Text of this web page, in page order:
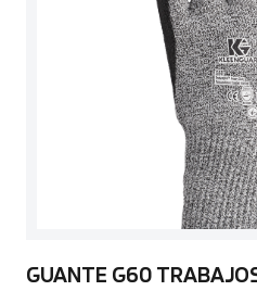
GUANTE G60